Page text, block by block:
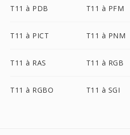
T11 à PDB T11 à PFM
T11 à PICT T11 à PNM
T11 à RAS T11 à RGB
T11 à RGBO T11 à SGI